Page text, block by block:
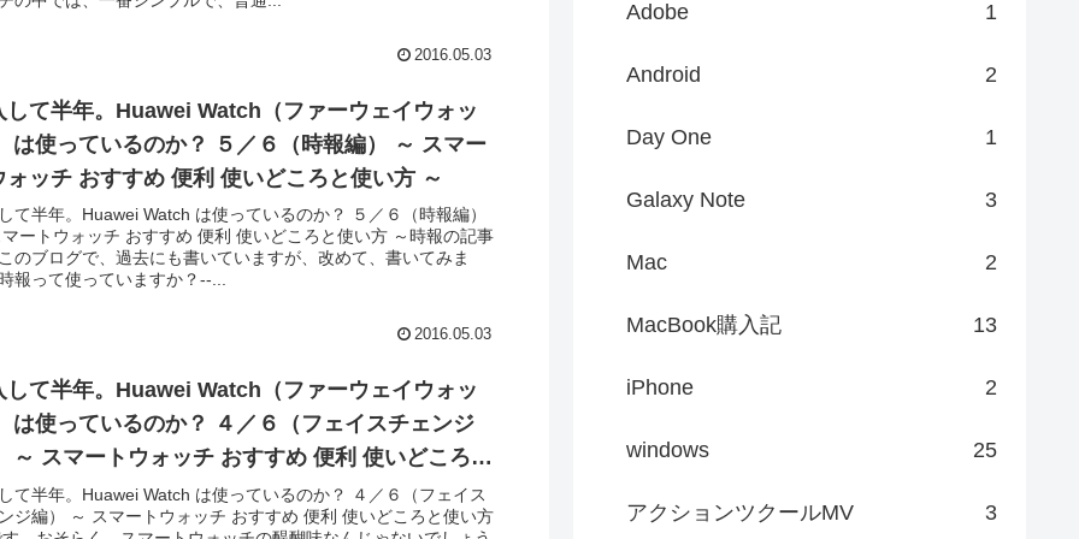
2016.05.03
して半年。Huawei Watch（ファーウェイウォッ
ォッチ おすすめ 便利 使いどころと使い方 ～
て半年。Huawei Watch は使っているのか？ ５／６（時報編）
ートウォッチ おすすめ 便利 使いどころと使い方 ～時報の記事
のブログで、過去にも書いていますが、改めて、書いてみま
報って使っていますか？--...
2016.05.03
して半年。Huawei Watch（ファーウェイウォッ
～ スマートウォッチ おすすめ 便利 使いどころと
方 ～
て半年。Huawei Watch は使っているのか？ ４／６（フェイス
ジ編） ～ スマートウォッチ おすすめ 便利 使いどころと使い方
Adobe 1
Android 2
Day One 1
Galaxy Note 3
Mac 2
MacBook購入記 13
iPhone 2
windows 25
アクションツクールMV 3